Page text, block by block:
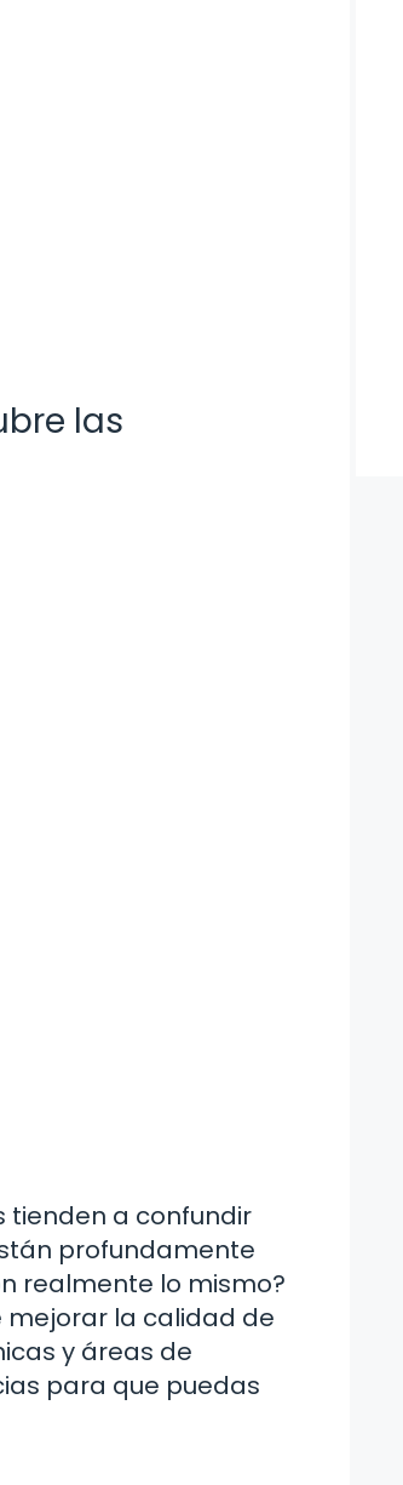
las
tienden a confundir
profundamente
realmente lo mismo?
mejorar la calidad de
y áreas de
para que puedas